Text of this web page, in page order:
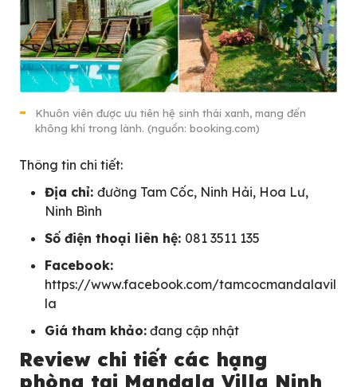
Khuôn viên được ưu tiên hệ sinh thái xanh, mang đến
không khí trong lành. (nguồn: booking.com)
Thông tin chi tiết:
Địa chỉ: đường Tam Cốc, Ninh Hải, Hoa Lư,
Ninh Bình
Số điện thoại liên hệ: 081 3511 135
Facebook:
https://www.facebook.com/tamcocmandalavil
la
Giá tham khảo: đang cập nhật
Review chi tiết các hạng
phòng tại Mandala Villa Ninh